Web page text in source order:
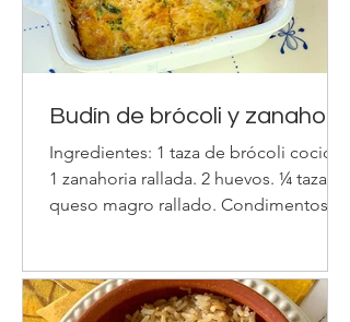
Budín de brócoli y zanahoria
Ingredientes: 1 taza de brócoli cocido.
1 zanahoria rallada. 2 huevos. ¼ taza de
queso magro rallado. Condimentos:
cuadrada chica pincelada con aceite,
colocar el brócoli, la zanahoria, los